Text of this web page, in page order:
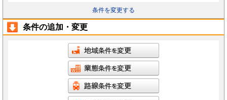
条件を変更する
条件の追加・変更